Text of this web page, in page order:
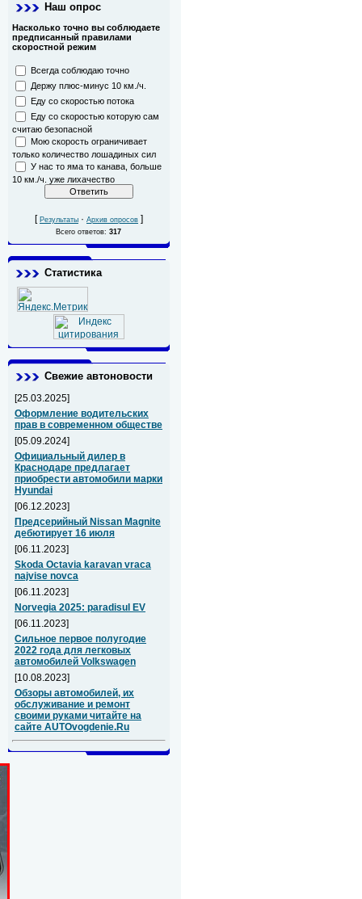
Наш опрос
Насколько точно вы соблюдаете
предписанный правилами
скоростной режим
Всегда соблюдаю точно
Держу плюс-минус 10 км./ч.
Еду со скоростью потока
Еду со скоростью которую сам
считаю безопасной
Мою скорость ограничивает
только количество лошадиных сил
У нас то яма то канава, больше
10 км./ч. уже лихачество
[ Результаты · Архив опросов ]
Всего ответов:317
Статистика
Свежие автоновости
[25.03.2025]
Оформление водительских
прав в современном обществе
[05.09.2024]
Официальный дилер в
Краснодаре предлагает
приобрести автомобили марки
Hyundai
[06.12.2023]
Предсерийный Nissan Magnite
дебютирует 16 июля
[06.11.2023]
Skoda Octavia karavan vraca
najvise novca
[06.11.2023]
Norvegia 2025: paradisul EV
[06.11.2023]
Сильное первое полугодие
2022 года для легковых
автомобилей Volkswagen
[10.08.2023]
Обзоры автомобилей, их
обслуживание и ремонт
своими руками читайте на
сайте AUTOvogdenie.Ru